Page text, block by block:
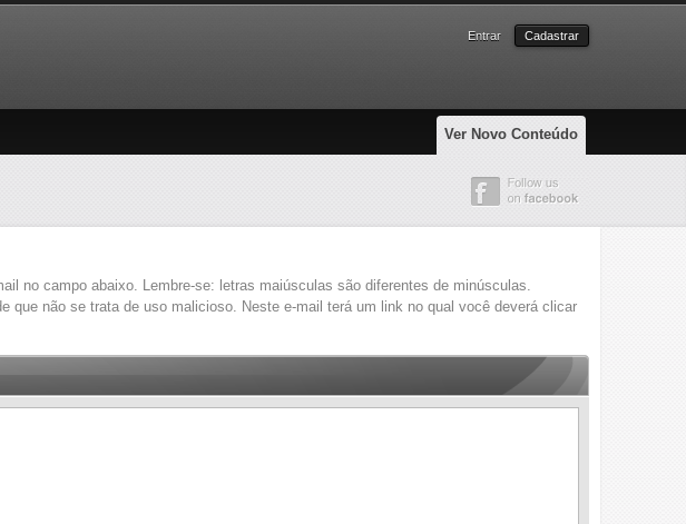
Entrar Cadastrar
Ver Novo Conteúdo
no campo abaixo. Lembre-se: letras maiúsculas são diferentes de minúsculas.
que não se trata de uso malicioso. Neste e-mail terá um link no qual você deverá clicar